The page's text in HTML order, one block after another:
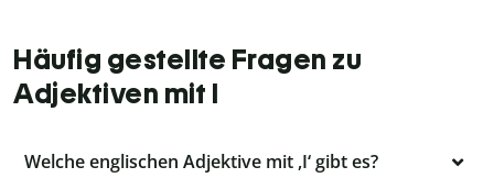
Häufig gestellte Fragen zu
Adjektiven mit I
Welche englischen Adjektive mit ,I‘ gibt es?